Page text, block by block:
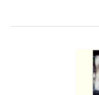
のもの。「大成至
子が卒すると，尼
のがはじまりで，
る。誰かが供えた